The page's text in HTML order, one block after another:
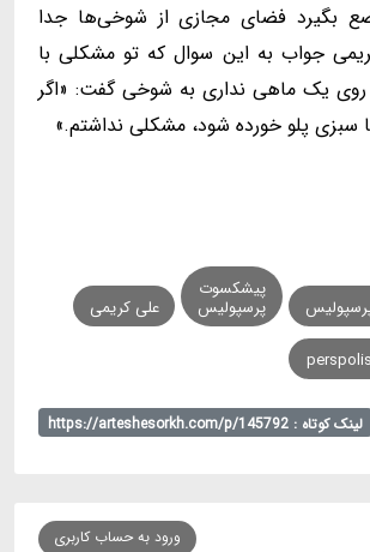
بگیرد فضای مجازی از شوخی‌ها جدا
جواب به این سوال که تو مشکلی با
روی یک ماهی نداری به شوخی گفت: «اگر
سبزی پلو خورده شود، مشکلی نداشتم.»
پیشکسوت
پرسپولیس علی کریمی
perspolis
لینک کوتاه : https://arteshesorkh.com/p/145792
ورود به حساب کاربری